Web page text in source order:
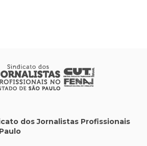
dos Jornalistas Profissionais